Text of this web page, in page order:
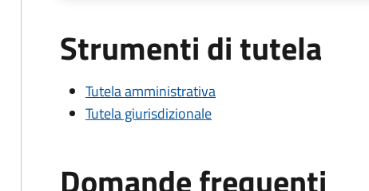
Strumenti di tutela
Tutela amministrativa
Tutela giurisdizionale